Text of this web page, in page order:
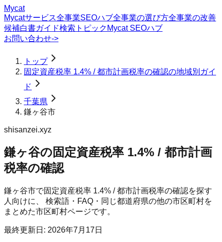
Mycat
Mycatサービス全事業SEOハブ全事業の選び方全事業の改善
候補白書ガイド検索トピック Mycat SEOハブ
お問い合わせ->
トップ
固定資産税率 1.4% / 都市計画税率の確認の地域別ガイ
ド
千葉県
鎌ヶ谷市
shisanzei.xyz
鎌ヶ谷の固定資産税率 1.4% / 都市計画
税率の確認
鎌ヶ谷市で固定資産税率 1.4% / 都市計画税率の確認を探す
人向けに、 検索語・FAQ・同じ都道府県の他の市区町村を
まとめた市区町村ページです。
最終更新日: 2026年7月17日